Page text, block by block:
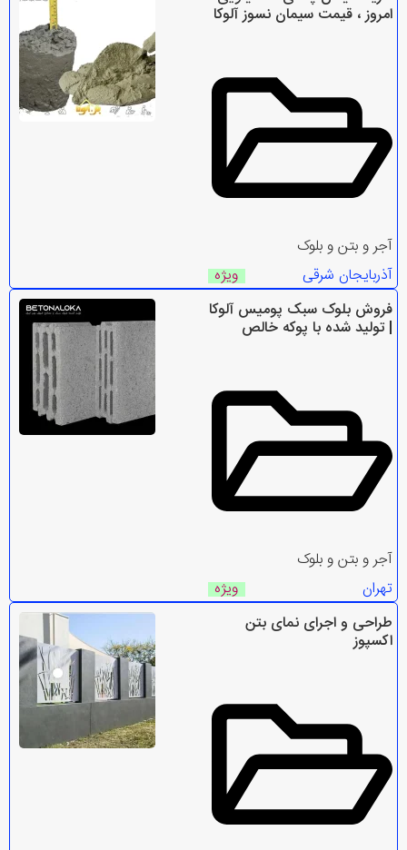
امروز ، قیمت سیمان نسوز آلوکا
آجر و بتن و بلوک
آذربایجان شرقی
ویژه
فروش بلوک سبک پومیس آلوکا
| تولید شده با پوکه خالص
آجر و بتن و بلوک
تهران
ویژه
طراحی و اجرای نمای بتن
اکسپوز